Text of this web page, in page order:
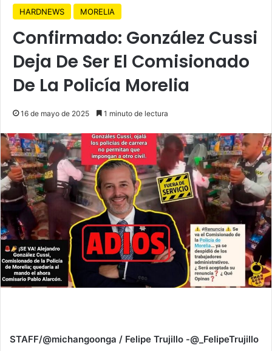
HARDNEWS MORELIA
Confirmado: González Cussi
Deja De Ser El Comisionado
De La Policía Morelia
16 de mayo de 2025 1 minuto de lectura
STAFF/@michangoonga / Felipe Trujillo -@_FelipeTrujillo